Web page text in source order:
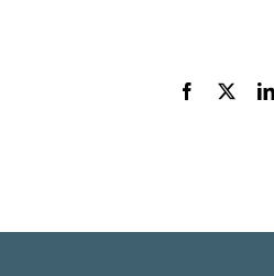
Facebook